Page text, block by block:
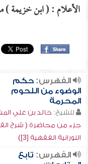
الأعلام : ( ابن خزيمة )
الفهرس:حكم
الوضوء من اللحوم
المحرمة
للشيخ: خالد بن علي
جزء من محاضرة ( شرح
النورانية الفقهية [3])
الفهرس: تابع